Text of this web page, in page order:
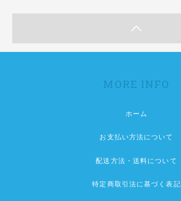
MORE INFO
ホーム
お支払い方法について
配送方法・送料について
特定商取引法に基づく表記